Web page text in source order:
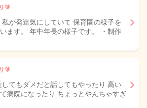
🔰
が発達気にしていて 保育園の様子を
ます。 年中年長の様子です。 ・制作
🔰
てもダメだと話してもやったり 高い
病院になったり ちょっとやんちゃすぎ